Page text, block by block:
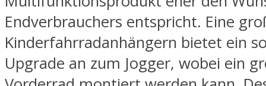
Endverbrauchers entspricht. Eine
Kinderfahrradanhängern bietet ein
Upgrade an zum Jogger, wobei ein